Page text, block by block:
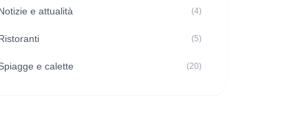
e attualità (4)
(5)
e calette (20)